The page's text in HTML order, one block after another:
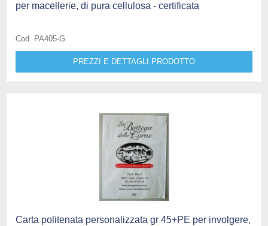
per macellerie, di pura cellulosa - certificata
Cod. PA405-G
PREZZI E DETTAGLI PRODOTTO
Carta politenata personalizzata gr 45+PE per involgere,